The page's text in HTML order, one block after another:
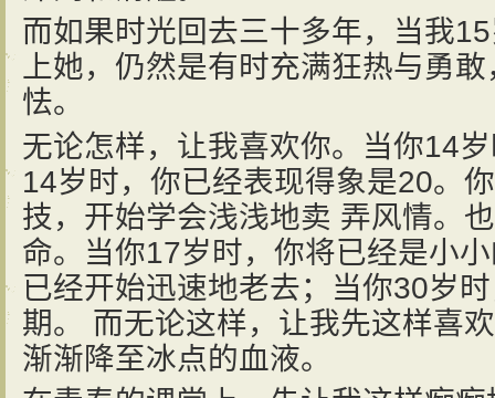
而如果时光回去三十多年，当我
上她，仍然是有时充满狂热与勇
怯。
无论怎样，让我喜欢你。当你14
14岁时，你已经表现得象是20。
技，开始学会浅浅地卖 弄风情。
命。当你17岁时，你将已经是小
已经开始迅速地老去；当你30岁
期。 而无论这样，让我先这样喜
渐渐降至冰点的血液。